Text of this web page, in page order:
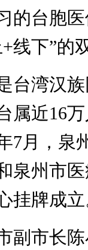
的台胞
线下”的
湾汉族
属近16
7月，泉
泉州市
挂牌成立
市长陈